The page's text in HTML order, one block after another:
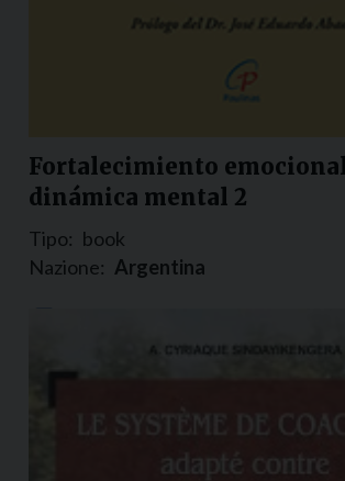
Fortalecimiento
dinámica mental 2
Tipo: book
Nazione: Argentina